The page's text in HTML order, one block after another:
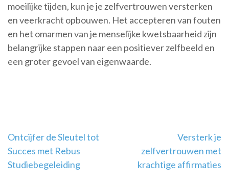
moeilijke tijden, kun je je zelfvertrouwen versterken
en veerkracht opbouwen. Het accepteren van fouten
en het omarmen van je menselijke kwetsbaarheid zijn
belangrijke stappen naar een positiever zelfbeeld en
een groter gevoel van eigenwaarde.
Berichtnavigatie
Ontcijfer de Sleutel tot
Succes met Rebus
Studiebegeleiding
Versterk je
zelfvertrouwen met
krachtige affirmaties